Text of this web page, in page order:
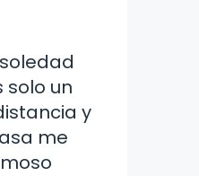
solo un
y
me